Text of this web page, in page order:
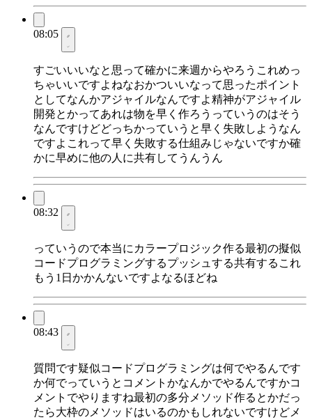
08:05
すごいいいなと思って確かに来週からやろうこれめっ
ちゃいいですよねなおかついいなって思ったポイント
としてなんかアジャイルなんですよ精神がアジャイル
開発とかってあれは物を早く作ろうっていうのはそう
なんですけどどっちかっていうと早く失敗しようなん
ですよこれって早く失敗する仕組みじゃないですか確
かに早めに他の人に共有してうんうん
08:32
っていうので本当にカラープロジック作る最初の擬似
コードプログラミングするプッシュする共有するこれ
もう1日かかんないですよなるほどね
08:43
質問です疑似コードプログラミングは何でやるんです
か何でっていうとコメントかなんかでやるんですかコ
メントでやりますね最初の多分メソッド作るとかだっ
たら大枠のメソッドはいるのかもしれないですけどメ